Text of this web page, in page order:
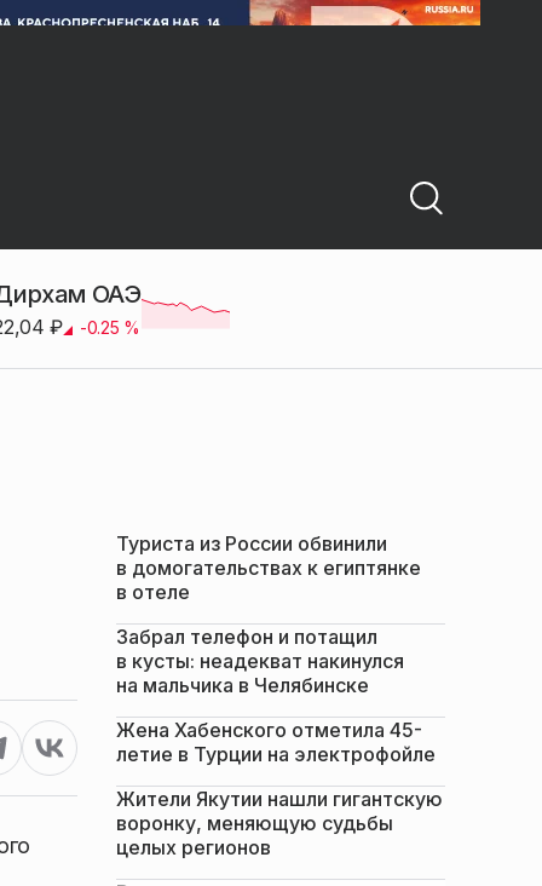
ОАЭ
₽ -0.25 %
Туриста из России обвинили
в домогательствах к египтянке
в отеле
Забрал телефон и потащил
в кусты: неадекват накинулся
на мальчика в Челябинске
Жена Хабенского отметила 45-
летие в Турции на электрофойле
Жители Якутии нашли гигантскую
воронку, меняющую судьбы
целых регионов